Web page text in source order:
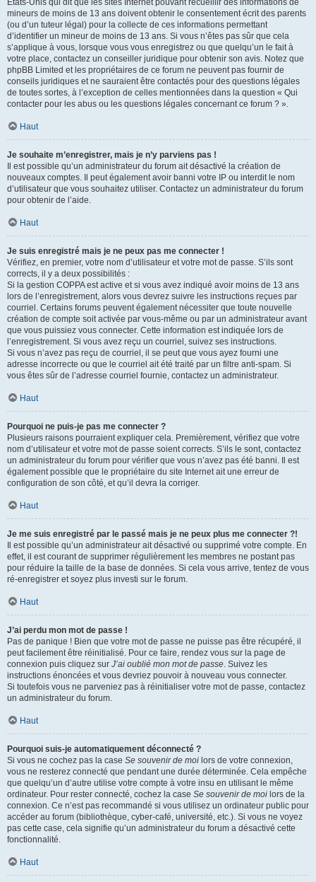
États-Unis qui dit que les sites Internet pouvant recueillir des informations de
mineurs de moins de 13 ans doivent obtenir le consentement écrit des parents
(ou d’un tuteur légal) pour la collecte de ces informations permettant
d’identifier un mineur de moins de 13 ans. Si vous n’êtes pas sûr que cela
s’applique à vous, lorsque vous vous enregistrez ou que quelqu’un le fait à
votre place, contactez un conseiller juridique pour obtenir son avis. Notez que
phpBB Limited et les propriétaires de ce forum ne peuvent pas fournir de
conseils juridiques et ne sauraient être contactés pour des questions légales
de toutes sortes, à l’exception de celles mentionnées dans la question « Qui
contacter pour les abus ou les questions légales concernant ce forum ? ».
Haut
Je souhaite m’enregistrer, mais je n’y parviens pas !
Il est possible qu’un administrateur du forum ait désactivé la création de
nouveaux comptes. Il peut également avoir banni votre IP ou interdit le nom
d’utilisateur que vous souhaitez utiliser. Contactez un administrateur du forum
pour obtenir de l’aide.
Haut
Je suis enregistré mais je ne peux pas me connecter !
Vérifiez, en premier, votre nom d’utilisateur et votre mot de passe. S’ils sont
corrects, il y a deux possibilités :
Si la gestion COPPA est active et si vous avez indiqué avoir moins de 13 ans
lors de l’enregistrement, alors vous devrez suivre les instructions reçues par
courriel. Certains forums peuvent également nécessiter que toute nouvelle
création de compte soit activée par vous-même ou par un administrateur avant
que vous puissiez vous connecter. Cette information est indiquée lors de
l’enregistrement. Si vous avez reçu un courriel, suivez ses instructions.
Si vous n’avez pas reçu de courriel, il se peut que vous ayez fourni une
adresse incorrecte ou que le courriel ait été traité par un filtre anti-spam. Si
vous êtes sûr de l’adresse courriel fournie, contactez un administrateur.
Haut
Pourquoi ne puis-je pas me connecter ?
Plusieurs raisons pourraient expliquer cela. Premièrement, vérifiez que votre
nom d’utilisateur et votre mot de passe soient corrects. S’ils le sont, contactez
un administrateur du forum pour vérifier que vous n’avez pas été banni. Il est
également possible que le propriétaire du site Internet ait une erreur de
configuration de son côté, et qu’il devra la corriger.
Haut
Je me suis enregistré par le passé mais je ne peux plus me connecter ?!
Il est possible qu’un administrateur ait désactivé ou supprimé votre compte. En
effet, il est courant de supprimer régulièrement les membres ne postant pas
pour réduire la taille de la base de données. Si cela vous arrive, tentez de vous
ré-enregistrer et soyez plus investi sur le forum.
Haut
J’ai perdu mon mot de passe !
Pas de panique ! Bien que votre mot de passe ne puisse pas être récupéré, il
peut facilement être réinitialisé. Pour ce faire, rendez vous sur la page de
connexion puis cliquez sur J’ai oublié mon mot de passe. Suivez les
instructions énoncées et vous devriez pouvoir à nouveau vous connecter.
Si toutefois vous ne parveniez pas à réinitialiser votre mot de passe, contactez
un administrateur du forum.
Haut
Pourquoi suis-je automatiquement déconnecté ?
Si vous ne cochez pas la case Se souvenir de moi lors de votre connexion,
vous ne resterez connecté que pendant une durée déterminée. Cela empêche
que quelqu’un d’autre utilise votre compte à votre insu en utilisant le même
ordinateur. Pour rester connecté, cochez la case Se souvenir de moi lors de la
connexion. Ce n’est pas recommandé si vous utilisez un ordinateur public pour
accéder au forum (bibliothèque, cyber-café, université, etc.). Si vous ne voyez
pas cette case, cela signifie qu’un administrateur du forum a désactivé cette
fonctionnalité.
Haut